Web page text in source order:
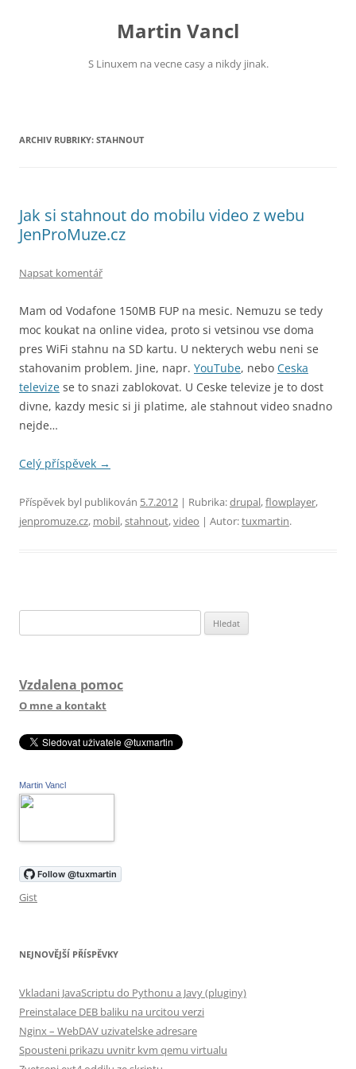
Martin Vancl
S Linuxem na vecne casy a nikdy jinak.
ARCHIV RUBRIKY: STAHNOUT
Jak si stahnout do mobilu video z webu
JenProMuze.cz
Napsat komentář
Mam od Vodafone 150MB FUP na mesic. Nemuzu se tedy
moc koukat na online videa, proto si vetsinou vse doma
pres WiFi stahnu na SD kartu. U nekterych webu neni se
stahovanim problem. Jine, napr. YouTube, nebo Ceska
televize se to snazi zablokovat. U Ceske televize je to dost
divne, kazdy mesic si ji platime, ale stahnout video snadno
nejde…
Celý příspěvek →
Příspěvek byl publikován 5.7.2012 | Rubrika:drupal,flowplayer,
jenpromuze.cz, mobil,stahnout,video | Autor:tuxmartin.
Vzdalena pomoc
O mne a kontakt
Martin Vancl
Gist
NEJNOVĚJŠÍ PŘÍSPĚVKY
Vkladani JavaScriptu do Pythonu a Javy (pluginy)
Preinstalace DEB baliku na urcitou verzi
Nginx – WebDAV uzivatelske adresare
Spousteni prikazu uvnitr kvm qemu virtualu